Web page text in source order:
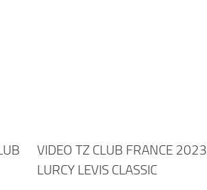
VIDEO TZ CLUB FRANCE 2023
LURCY LEVIS CLASSIC